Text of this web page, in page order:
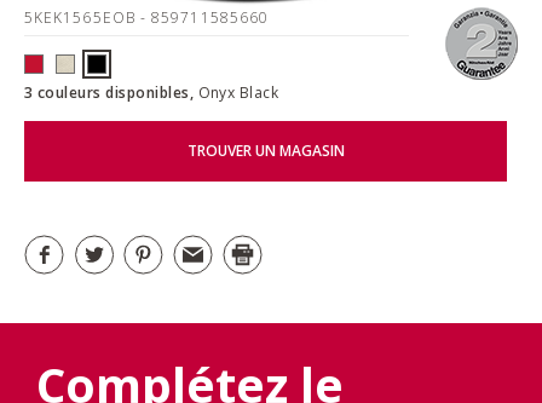
5KEK1565EOB - 859711585660
3 couleurs disponibles, Onyx Black
TROUVER UN MAGASIN
Complétez le